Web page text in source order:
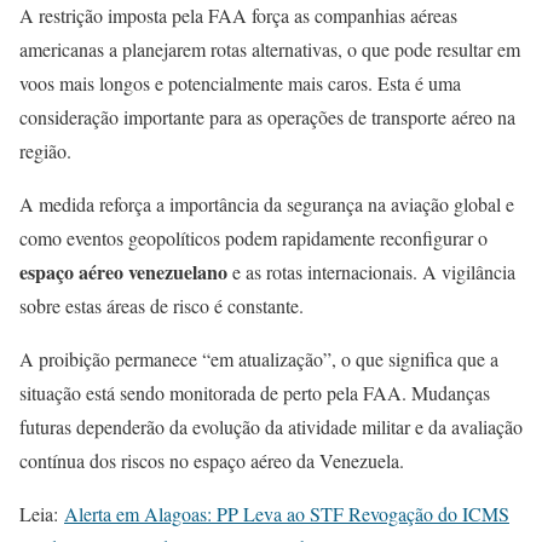
A restrição imposta pela FAA força as companhias aéreas
americanas a planejarem rotas alternativas, o que pode resultar em
voos mais longos e potencialmente mais caros. Esta é uma
consideração importante para as operações de transporte aéreo na
região.
A medida reforça a importância da segurança na aviação global e
como eventos geopolíticos podem rapidamente reconfigurar o
espaço aéreo venezuelanoe as rotas internacionais. A vigilância
sobre estas áreas de risco é constante.
A proibição permanece “em atualização”, o que significa que a
situação está sendo monitorada de perto pela FAA. Mudanças
futuras dependerão da evolução da atividade militar e da avaliação
contínua dos riscos no espaço aéreo da Venezuela.
Leia: Alerta em Alagoas: PP Leva ao STF Revogação do ICMS